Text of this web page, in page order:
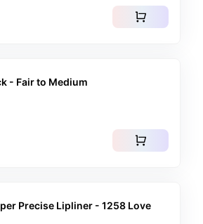
shopping_cart
- Fair to Medium
shopping_cart
Precise Lipliner - 1258 Love